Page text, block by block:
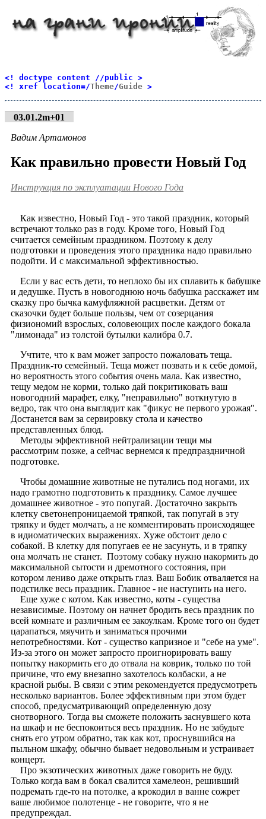
<! doctype content //public >
<! xref location=/Theme/Guide >
03.01.2m+01
Вадим Артамонов
Как правильно провести Новый Год
Инструкция по эксплуатации Нового Года
Как известно, Новый Год - это такой праздник, который
встречают только раз в году. Кроме того, Новый Год
считается семейным праздником. Поэтому к делу
подготовки и проведения этого праздника надо правильно
подойти. И с максимальной эффективностью.
Если у вас есть дети, то неплохо бы их сплавить к бабушке
и дедушке. Пусть в новогоднюю ночь бабушка расскажет им
сказку про бычка камуфляжной расцветки. Детям от
сказочки будет больше пользы, чем от созерцания
физиономий взрослых, соловеющих после каждого бокала
"лимонада" из толстой бутылки калибра 0.7.
Учтите, что к вам может запросто пожаловать теща.
Праздник-то семейный. Теща может позвать и к себе домой,
но вероятность этого события очень мала. Как известно,
тещу медом не корми, только дай покритиковать ваш
новогодний марафет, елку, "неправильно" воткнутую в
ведро, так что она выглядит как "фикус не первого урожая".
Достанется вам за сервировку стола и качество
представленных блюд.
Методы эффективной нейтрализации тещи мы
рассмотрим позже, а сейчас вернемся к предпраздничной
подготовке.
Чтобы домашние животные не путались под ногами, их
надо грамотно подготовить к празднику. Самое лучшее
домашнее животное - это попугай. Достаточно закрыть
клетку светонепроницаемой тряпкой, так попугай в эту
тряпку и будет молчать, а не комментировать происходящее
в идиоматических выражениях. Хуже обстоит дело с
собакой. В клетку для попугаев ее не засунуть, и в тряпку
она молчать не станет. Поэтому собаку нужно накормить до
максимальной сытости и дремотного состояния, при
котором лениво даже открыть глаз. Ваш Бобик отваляется на
подстилке весь праздник. Главное - не наступить на него.
Еще хуже с котом. Как известно, коты - существа
независимые. Поэтому он начнет бродить весь праздник по
всей комнате и различным ее закоулкам. Кроме того он будет
царапаться, мяучить и заниматься прочими
непотребностями. Кот - существо капризное и "себе на уме".
Из-за этого он может запросто проигнорировать вашу
попытку накормить его до отвала на коврик, только по той
причине, что ему внезапно захотелось колбаски, а не
красной рыбы. В связи с этим рекомендуется предусмотреть
несколько вариантов. Более эффективным при этом будет
способ, предусматривающий определенную дозу
снотворного. Тогда вы сможете положить заснувшего кота
на шкаф и не беспокоиться весь праздник. Но не забудьте
снять его утром обратно, так как кот, проснувшийся на
пыльном шкафу, обычно бывает недовольным и устраивает
концерт.
Про экзотических животных даже говорить не буду.
Только когда вам в бокал свалится хамелеон, решивший
подремать где-то на потолке, а крокодил в ванне сожрет
ваше любимое полотенце - не говорите, что я не
предупреждал.